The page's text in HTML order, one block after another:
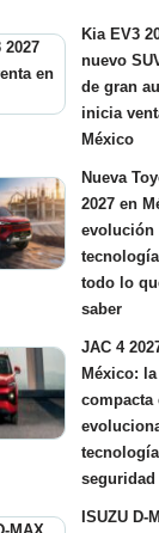
Kia EV3
nuevo
de gran
inicia
México
Nueva
2027 en
evolución
todo lo
saber
JAC 4
México:
compacta
ISUZU D-